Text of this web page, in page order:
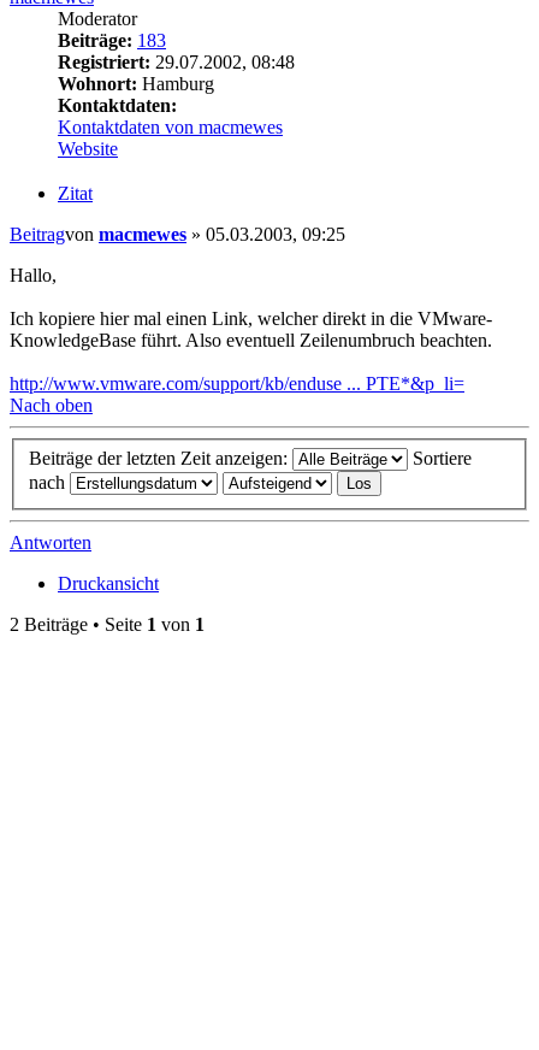
Moderator
Beiträge: 183
Registriert: 29.07.2002, 08:48
Wohnort: Hamburg
Kontaktdaten:
Kontaktdaten von macmewes
Website
Zitat
Beitragvon macmewes » 05.03.2003, 09:25
Hallo,
Ich kopiere hier mal einen Link, welcher direkt in die VMware-
KnowledgeBase führt. Also eventuell Zeilenumbruch beachten.
http://www.vmware.com/support/kb/enduse ... PTE*&p_li=
Nach oben
Beiträge der letzten Zeit anzeigen:
Sortiere
nach
Antworten
Druckansicht
2 Beiträge • Seite 1 von 1